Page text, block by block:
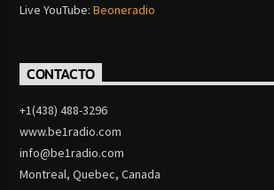
Live YouTube:Beoneradio
CONTACTO
+1(438) 488-3296
www.be1radio.com
info@be1radio.com
Montreal, Quebec, Canada